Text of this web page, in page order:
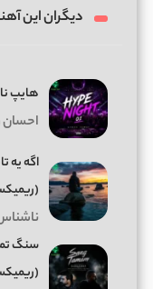
دیگران این
هایپ
احسان
اگه یه
سنگ